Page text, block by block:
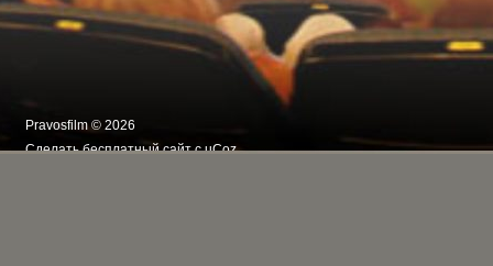
Pravosfilm © 2026
Сделатьбесплатный сайтсuCoz